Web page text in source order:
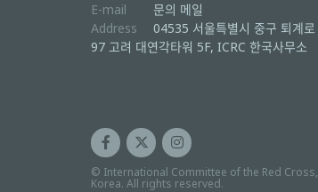
E-mail
문의 메일
Address
04535 서울특별시 중구 퇴계로
97 고려 대연각타워 5F, ICRC 한국사무소
© International Committee of the Red Cross,
Korea. All rights reserved.